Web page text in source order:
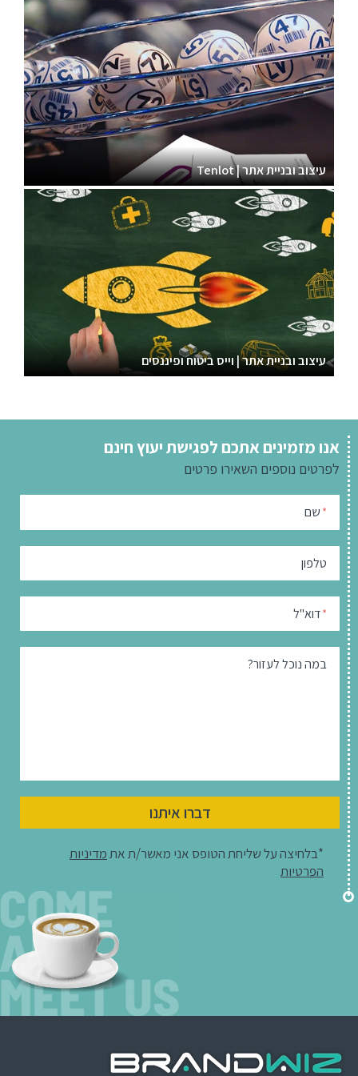
עיצוב ובניית אתר | Tenlot
עיצוב ובניית אתר | וייס ביטוח ופיננסים
אנו מזמינים אתכם לפגישת יעוץ חינם
לפרטים נוספים השאירו פרטים
* שם
טלפון
*דוא"ל
במה נוכל לעזור?
דברו איתנו
*בלחיצה על שליחת הטופס אני מאשר/ת אתמדיניות
הפרטיות